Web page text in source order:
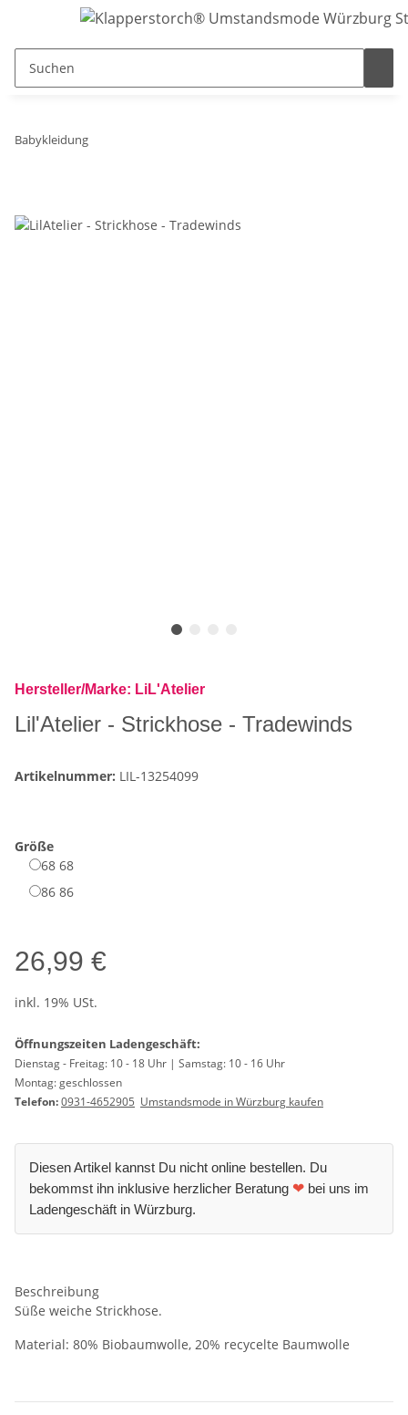
Babykleidung
Hersteller/Marke: LiL'Atelier
Lil'Atelier - Strickhose - Tradewinds
Artikelnummer: LIL-13254099
Größe
68 68
86 86
26,99 €
inkl. 19% USt.
Öffnungszeiten Ladengeschäft:
Dienstag - Freitag: 10 - 18 Uhr | Samstag: 10 - 16 Uhr
Montag: geschlossen
Telefon:0931-4652905 Umstandsmode in Würzburg kaufen
Diesen Artikel kannst Du nicht online bestellen. Du
bekommst ihn inklusive herzlicher Beratung ❤ bei uns im
Ladengeschäft in Würzburg.
Beschreibung
Süße weiche Strickhose.
Material: 80% Biobaumwolle, 20% recycelte Baumwolle